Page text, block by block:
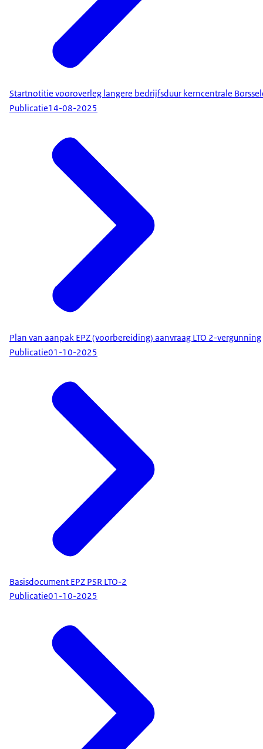
Startnotitie vooroverleg langere bedrijfsduur kerncentrale
Publicatie14-08-2025
Plan van aanpak EPZ (voorbereiding) aanvraag LTO 2-vergunning
Publicatie01-10-2025
Basisdocument EPZ PSR LTO-2
Publicatie01-10-2025